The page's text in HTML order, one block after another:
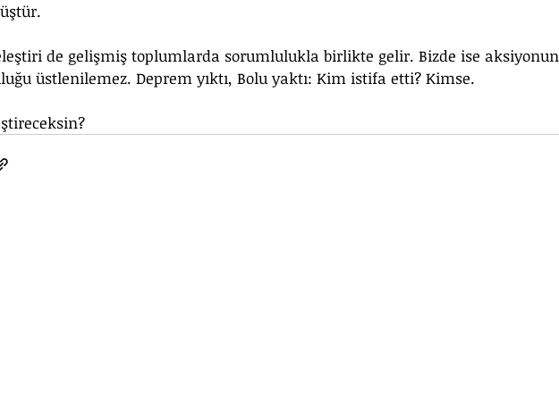
de gelişmiş toplumlarda sorumlulukla birlikte gelir. Bizde ise
üstlenilemez. Deprem yıktı, Bolu yaktı: Kim istifa etti? Kimse.